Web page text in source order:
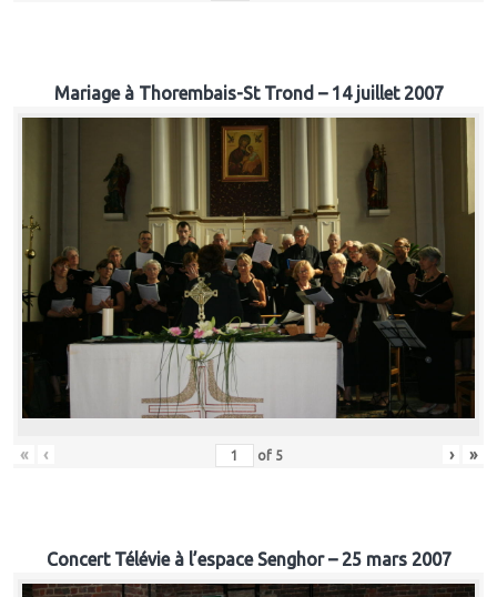
Mariage à Thorembais-St Trond – 14 juillet 2007
« ‹ of 5 › »
Concert Télévie à l’espace Senghor – 25 mars 2007